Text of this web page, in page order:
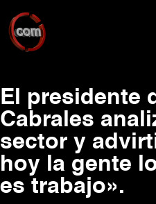
El presidente
Cabrales
sector y
hoy la gente
es trabajo».